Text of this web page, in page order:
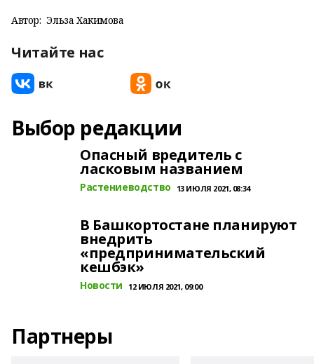
Автор: Эльза Хакимова
Читайте нас
Выбор редакции
Опасный вредитель с
ласковым названием
Растениеводство 13 ИЮЛЯ 2021, 08:34
В Башкортостане планируют
внедрить
«предпринимательский
кешбэк»
Новости 12 ИЮЛЯ 2021, 09:00
Партнеры